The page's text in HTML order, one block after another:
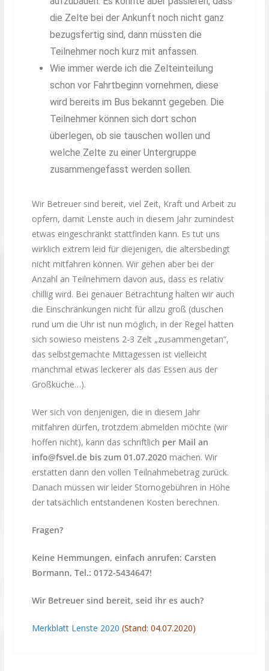
die Zelte bei der Ankunft noch nicht ganz
bezugsfertig sind, dann müssten die
Teilnehmer noch kurz mit anfassen.
Wie immer werde ich die Zelteinteilung
schon vor Fahrtbeginn vornehmen, diese
wird bereits im Bus bekannt gegeben. Die
Teilnehmer können sich dort schon
überlegen, ob sie tauschen wollen und
welche Zelte zu einer Untergruppe
zusammengefasst werden sollen.
Wir Betreuer sind bereit, viel Zeit, Kraft und Arbeit zu
opfern, damit Lenste auch in diesem Jahr zumindest
etwas eingeschränkt stattfinden kann. Es tut uns
wirklich extrem leid für diejenigen, die altersbedingt
nicht mitfahren können. Wir gehen aber bei der
Anzahl an Teilnehmern davon aus, dass es relativ
chillig wird. Bei genauer Betrachtung halten wir auch
die Einschränkungen nicht für allzu groß (duschen
rund um die Uhr ist nun möglich, in der Regel hatten
sich sowieso meistens 2-3 Zelt „zusammengetan“,
das selbstgemachte Mittagessen ist vielleicht
manchmal etwas leckerer als das Essen aus der
Großküche…).
Wer sich von denjenigen, die in diesem Jahr
mitfahren dürfen, trotzdem abmelden möchte (wir
hoffen nicht), kann das schriftlich per Mail an
info@fsvel.de bis zum 01.07.2020machen. Wir
erstatten dann den vollen Teilnahmebetrag zurück.
Danach müssen wir leider Stornogebühren in Höhe
der tatsächlich entstandenen Kosten berechnen.
Fragen?
Keine Hemmungen, einfach anrufen: Carsten
Bormann, Tel.: 0172-5434647!
Wir Betreuer sind bereit, seid ihr es auch?
Merkblatt Lenste 2020 (Stand: 04.07.2020)